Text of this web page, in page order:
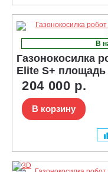
В
Газонокосилка
Elite S+ площадь
204 000 р.
В корзину